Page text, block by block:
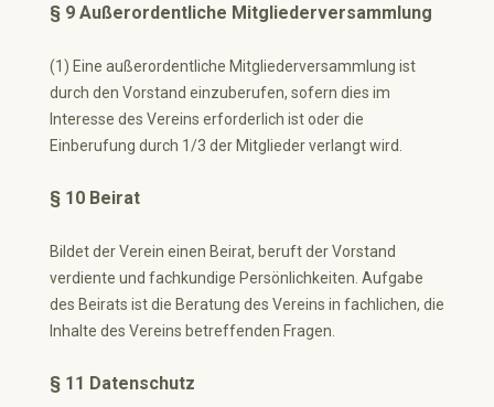
§ 9 Außerordentliche Mitgliederversammlung
(1) Eine außerordentliche Mitgliederversammlung ist
durch den Vorstand einzuberufen, sofern dies im
Interesse des Vereins erforderlich ist oder die
Einberufung durch 1/3 der Mitglieder verlangt wird.
§ 10 Beirat
Bildet der Verein einen Beirat, beruft der Vorstand
verdiente und fachkundige Persönlichkeiten. Aufgabe
des Beirats ist die Beratung des Vereins in fachlichen, die
Inhalte des Vereins betreffenden Fragen.
§ 11 Datenschutz